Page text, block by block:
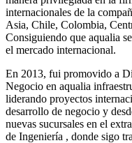
internacionales de la
Asia, Chile, Colombia,
Consiguiendo que aqualia
el mercado internacional.
En 2013, fui promovido a
Negocio en aqualia
liderando proyectos
desarrollo de negocio y
nuevas sucursales en el
de Ingeniería , donde sigo